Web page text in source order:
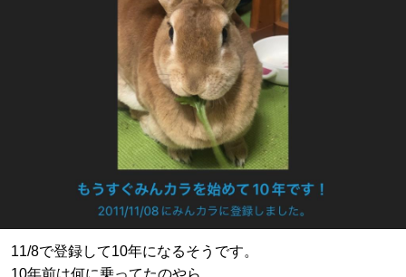
11/8で登録して10年になるそうです。
10年前は何に乗ってたのやら。